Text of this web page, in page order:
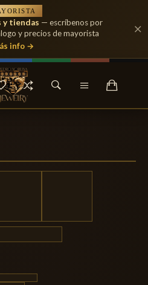
y tiendas — escríbenos por
y precios de mayorista
info →